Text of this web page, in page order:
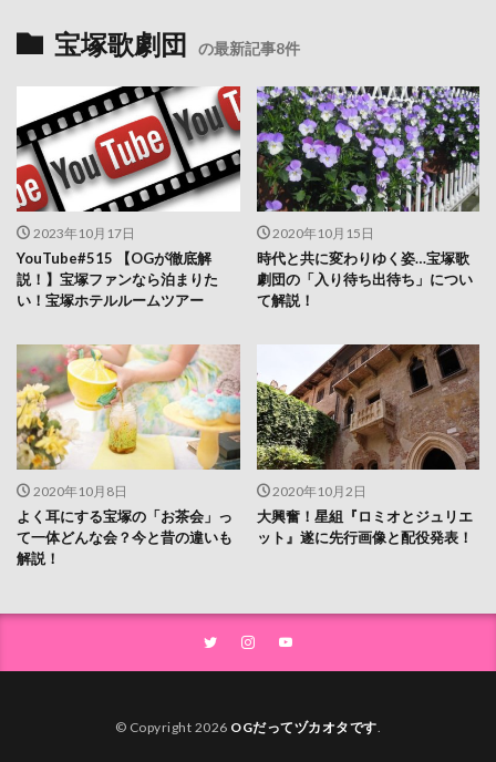
宝塚歌劇団 の最新記事8件
2023年10月17日
YouTube#515 【OGが徹底解
説！】宝塚ファンなら泊まりた
い！宝塚ホテルルームツアー
2020年10月15日
時代と共に変わりゆく姿…宝塚歌
劇団の「入り待ち出待ち」につい
て解説！
2020年10月8日
よく耳にする宝塚の「お茶会」っ
て一体どんな会？今と昔の違いも
解説！
2020年10月2日
大興奮！星組『ロミオとジュリエ
ット』遂に先行画像と配役発表！
© Copyright 2026 OGだってヅカオタです.